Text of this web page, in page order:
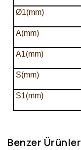
Ø1(mm)
A(mm)
A1(mm)
S(mm)
S1(mm)
Benzer Ürünler